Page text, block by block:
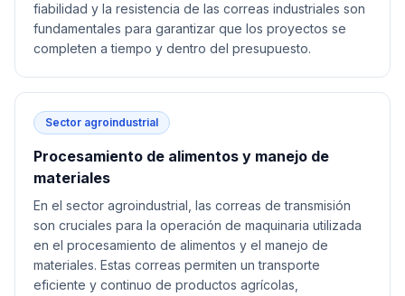
fiabilidad y la resistencia de las correas industriales son
fundamentales para garantizar que los proyectos se
completen a tiempo y dentro del presupuesto.
Sector agroindustrial
Procesamiento de alimentos y manejo de
materiales
En el sector agroindustrial, las correas de transmisión
son cruciales para la operación de maquinaria utilizada
en el procesamiento de alimentos y el manejo de
materiales. Estas correas permiten un transporte
eficiente y continuo de productos agrícolas,